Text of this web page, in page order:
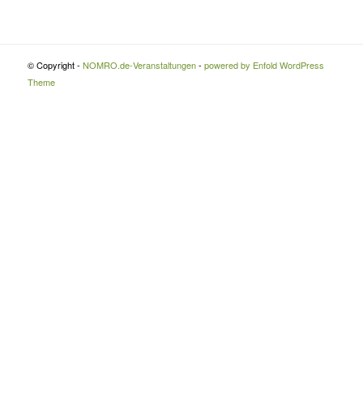
© Copyright - NOMRO.de-Veranstaltungen- powered by Enfold WordPress
Theme